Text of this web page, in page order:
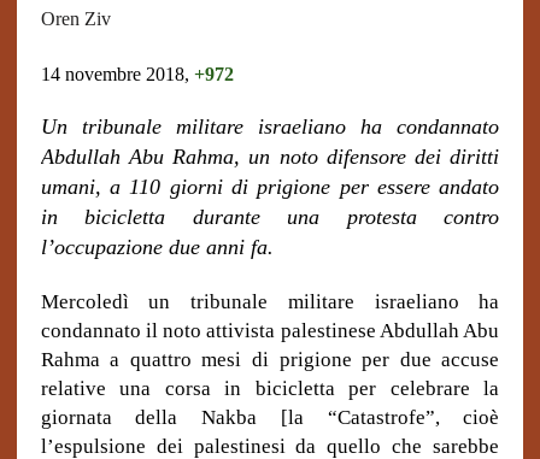
Oren Ziv
14 novembre 2018, +972
Un tribunale militare israeliano ha condannato
Abdullah Abu Rahma, un noto difensore dei diritti
umani, a 110 giorni di prigione per essere andato
in bicicletta durante una protesta contro
l’occupazione due anni fa.
Mercoledì un tribunale militare israeliano ha
condannato il noto attivista palestinese Abdullah Abu
Rahma a quattro mesi di prigione per due accuse
relative una corsa in bicicletta per celebrare la
giornata della Nakba [la “Catastrofe”, cioè
l’espulsione dei palestinesi da quello che sarebbe